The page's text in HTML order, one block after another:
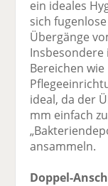
ein ideales
sich
Übergänge
Bereichen
ideal, da der
mm einfach
ansammeln.
Doppel-